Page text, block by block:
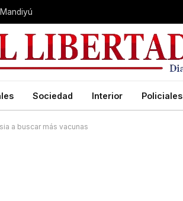
Sociedad Interior Policiales
a buscar más vacunas